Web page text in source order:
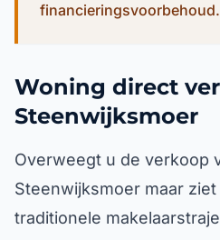
financieringsvoorbehoud.
Woning direct
Steenwijksmoer
Overweegt u de verkoop
Steenwijksmoer maar
traditionele